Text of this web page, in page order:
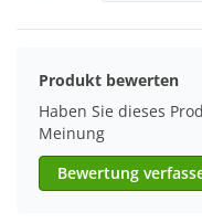
Produkt bewerten
Haben Sie dieses
Meinung
Bewertung